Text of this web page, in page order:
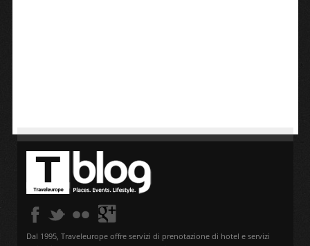
Dal 1995, Traveleurope offre servizi di prenotazione di hotel e servizi